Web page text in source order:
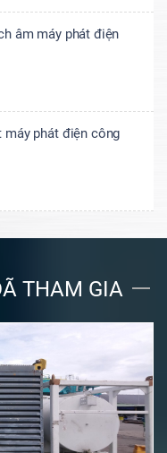
âm máy phát điện
máy phát điện công
THAM GIA